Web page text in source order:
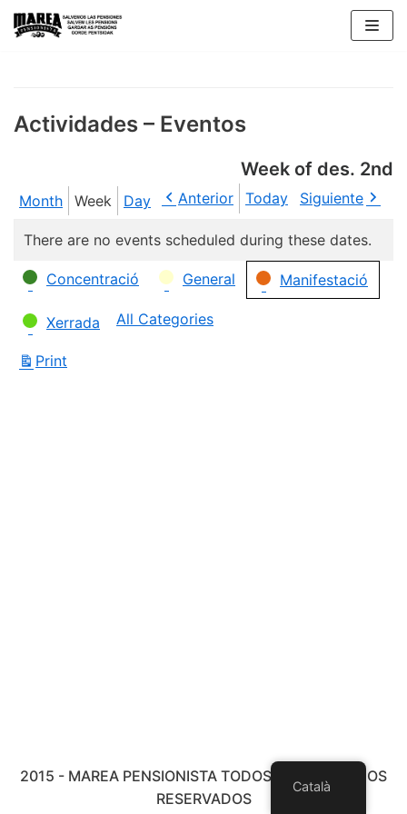
Skip
Actividades – Eventos
Week of des. 2nd
Month Week Day Anterior Today Siguiente
There are no events scheduled during these dates.
Categories
Concentració General Manifestació
Xerrada All Categories
Print
2015 - MAREA PENSIONISTA TODOS LOS DERECHOS
RESERVADOS
Català